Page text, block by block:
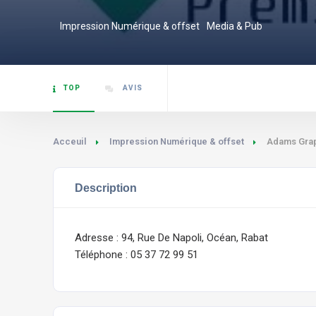
Impression Numérique & offset Media & Pub
TOP AVIS
Acceuil Impression Numérique & offset Adams
Description
Adresse : 94, Rue De Napoli, Océan, Rabat
Téléphone : 05 37 72 99 51